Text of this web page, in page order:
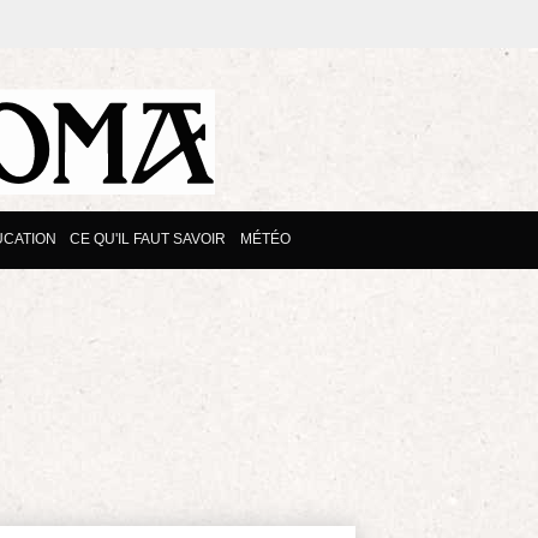
CE QU'IL FAUT SAVOIR MÉTÉO